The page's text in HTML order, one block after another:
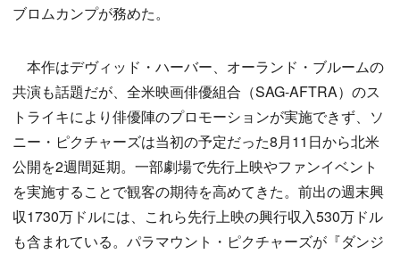
ブロムカンプが務めた。
本作はデヴィッド・ハーバー、オーランド・ブルームの
共演も話題だが、全米映画俳優組合（SAG-AFTRA）のス
トライキにより俳優陣のプロモーションが実施できず、ソ
ニー・ピクチャーズは当初の予定だった8月11日から北米
公開を2週間延期。一部劇場で先行上映やファンイベント
を実施することで観客の期待を高めてきた。前出の週末興
収1730万ドルには、これら先行上映の興行収入530万ドル
も含まれている。パラマウント・ピクチャーズが『ダンジ